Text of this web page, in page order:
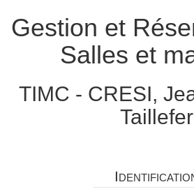
Gestion et
Salles et
TIMC - CRESI,
Taillefer